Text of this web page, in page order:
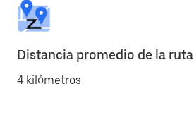
Distancia promedio de la ruta
4 kilómetros